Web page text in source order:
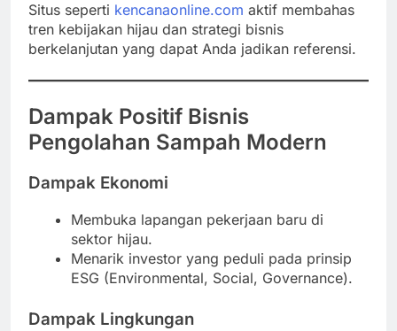
Situs seperti kencanaonline.com aktif membahas
tren kebijakan hijau dan strategi bisnis
berkelanjutan yang dapat Anda jadikan referensi.
Dampak Positif Bisnis
Pengolahan Sampah Modern
Dampak Ekonomi
Membuka lapangan pekerjaan baru di
sektor hijau.
Menarik investor yang peduli pada prinsip
ESG (Environmental, Social, Governance).
Dampak Lingkungan